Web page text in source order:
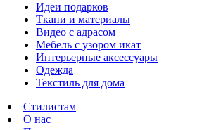
Идеи подарков
Ткани и материалы
Видео с адрасом
Мебель с узором икат
Интерьерные аксессуары
Одежда
Текстиль для дома
Стилистам
О нас